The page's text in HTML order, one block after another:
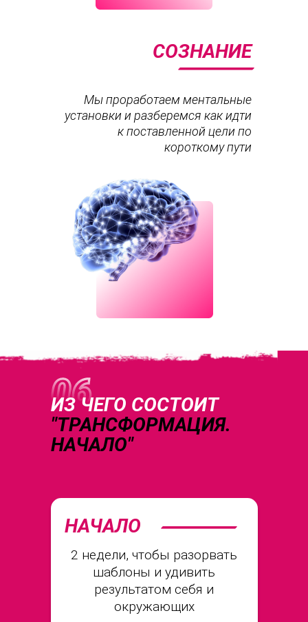
СОЗНАНИЕ
Мы проработаем ментальные
установки и разберемся как идти
к поставленной цели по
короткому пути
ИЗ ЧЕГО СОСТОИТ
"ТРАНСФОРМАЦИЯ.
НАЧАЛО"
НАЧАЛО
2 недели, чтобы разорвать
шаблоны и удивить
результатом себя и
окружающих